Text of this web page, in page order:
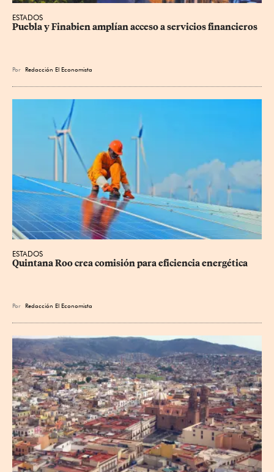
ESTADOS
Puebla y Finabien amplían acceso a servicios financieros
Por Redacción El Economista
ESTADOS
Quintana Roo crea comisión para eficiencia energética
Por Redacción El Economista